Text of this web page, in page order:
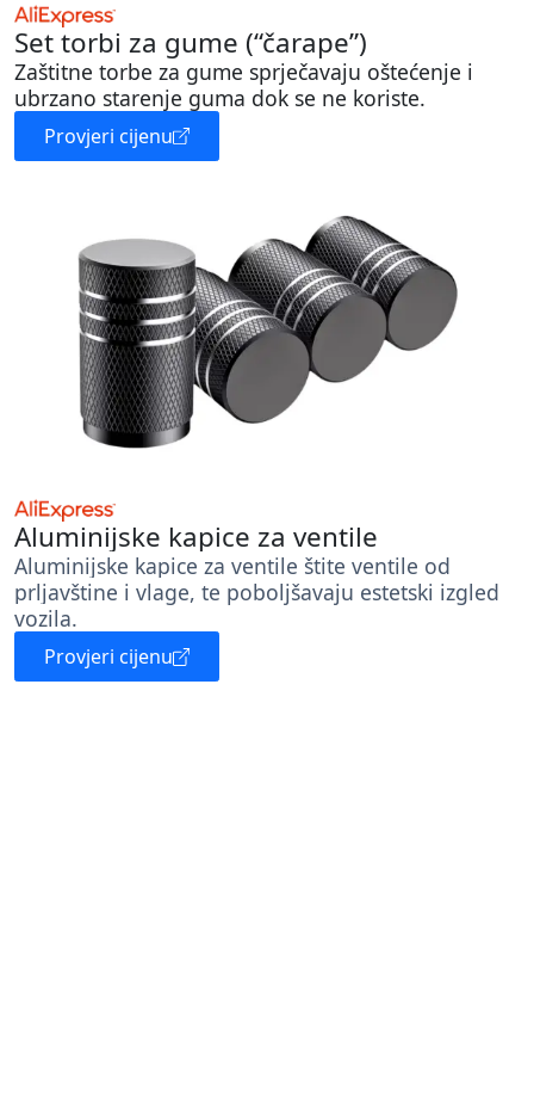
Set torbi za gume (“čarape”)
Zaštitne torbe za gume sprječavaju oštećenje i
ubrzano starenje guma dok se ne koriste.
Provjeri cijenu
Aluminijske kapice za ventile
Aluminijske kapice za ventile štite ventile od
prljavštine i vlage, te poboljšavaju estetski izgled
vozila.
Provjeri cijenu